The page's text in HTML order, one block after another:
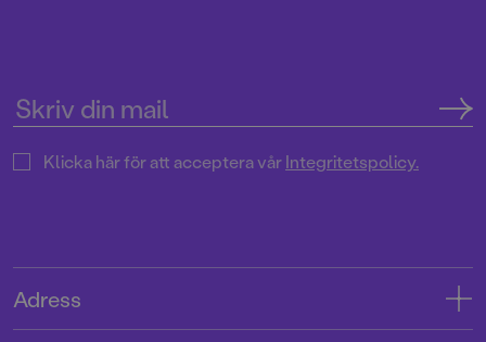
Klicka här för att acceptera vårIntegritetspolicy.
Adress